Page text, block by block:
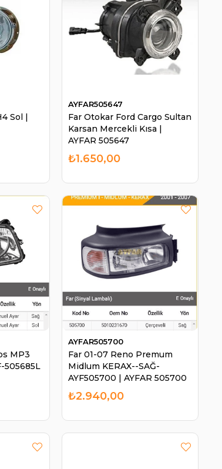
Sol |
Far Otokar Ford Cargo Sultan
Karsan Mercekli Kısa |
AYFAR 505647
AYFAR505647
₺1.650,00
MP3
505685L
Far 01-07 Reno Premum
Midlum KERAX--SAĞ-
AYF505700 | AYFAR 505700
AYFAR505700
₺2.940,00